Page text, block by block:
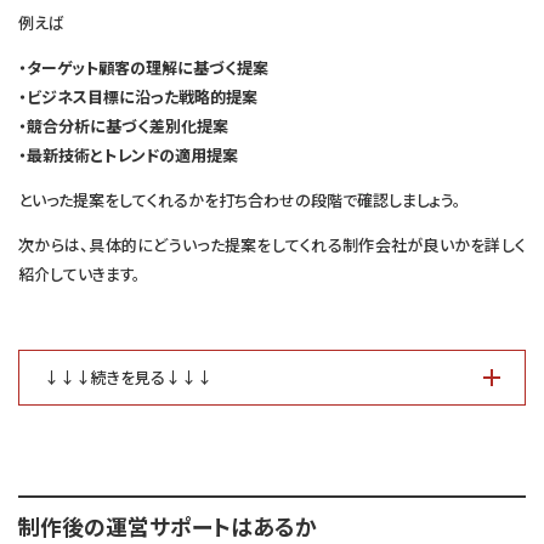
例えば
・ターゲット顧客の理解に基づく提案
・ビジネス目標に沿った戦略的提案
・競合分析に基づく差別化提案
・最新技術とトレンドの適用提案
といった提案をしてくれるかを打ち合わせの段階で確認しましょう。
次からは、具体的にどういった提案をしてくれる制作会社が良いかを詳しく
紹介していきます。
↓↓↓続きを見る↓↓↓
制作後の運営サポートはあるか